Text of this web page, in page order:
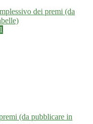
dei premi (da
1
(da pubblicare in